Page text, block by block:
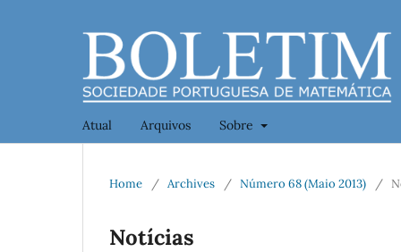
Atual Arquivos Sobre
Home / Archives / Número 68 (Maio 2013) /
Notícias